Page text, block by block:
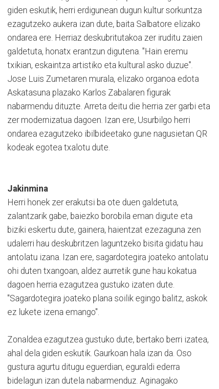
giden eskutik, herri erdigunean dugun kultur sorkuntza
ezagutzeko aukera izan dute, baita Salbatore elizako
ondarea ere. Herriaz deskubritutakoa zer iruditu zaien
galdetuta, honatx erantzun digutena. "Hain eremu
txikian, eskaintza artistiko eta kultural asko duzue".
Jose Luis Zumetaren murala, elizako organoa edota
Askatasuna plazako Karlos Zabalaren figurak
nabarmendu dituzte. Arreta deitu die herria zer garbi eta
zer modernizatua dagoen. Izan ere, Usurbilgo herri
ondarea ezagutzeko ibilbideetako gune nagusietan QR
kodeak egotea txalotu dute.
Jakinmina
Herri honek zer erakutsi ba ote duen galdetuta,
zalantzarik gabe, baiezko borobila eman digute eta
biziki eskertu dute, gainera, haientzat ezezaguna zen
udalerri hau deskubritzen laguntzeko bisita gidatu hau
antolatu izana. Izan ere, sagardotegira joateko antolatu
ohi duten txangoan, aldez aurretik gune hau kokatua
dagoen herria ezagutzea gustuko izaten dute.
"Sagardotegira joateko plana soilik egingo balitz, askok
ez lukete izena emango".
Zonaldea ezagutzea gustuko dute, bertako berri izatea,
ahal dela giden eskutik. Gaurkoan hala izan da. Oso
gustura agurtu ditugu eguerdian, eguraldi ederra
bidelagun izan dutela nabarmenduz. Aginagako